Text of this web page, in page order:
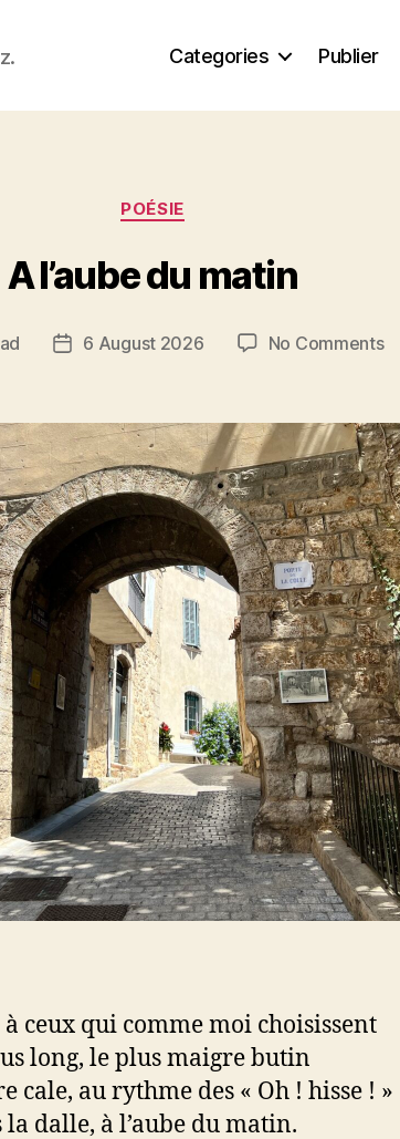
Categories Publier
Categories
POÉSIE
A l’aube du matin
Post6 August 2026 No Commentson
à ceux qui comme moi choisissent
long, le plus maigre butin
cale, au rythme des « Oh ! hisse ! »
dalle, à l’aube du matin.